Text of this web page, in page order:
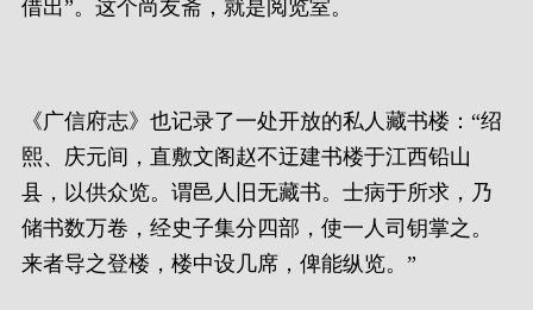
借出”。这个尚友斋，就是阅览室。
《广信府志》也记录了一处开放的私人藏书楼：“绍
熙、庆元间，直敷文阁赵不迂建书楼于江西铅山
县，以供众览。谓邑人旧无藏书。士病于所求，乃
储书数万卷，经史子集分四部，使一人司钥掌之。
来者导之登楼，楼中设几席，俾能纵览。”